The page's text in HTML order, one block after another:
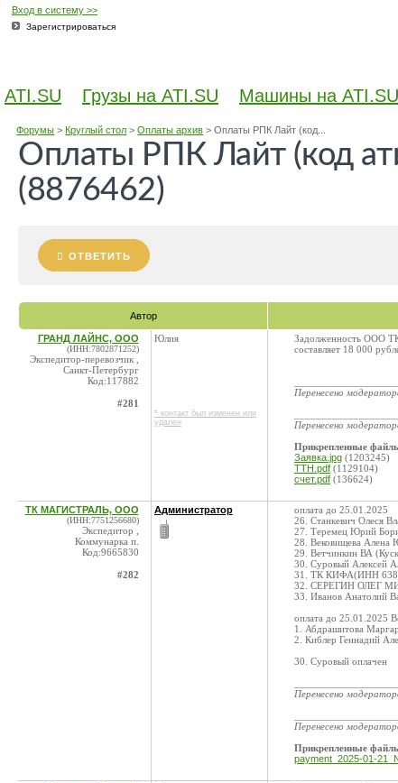
Вход в систему >>
Зарегистрироваться
ATI.SU Грузы на ATI.SU Машины на ATI.SU
Форумы >Круглый стол >Оплаты архив >Оплаты РПК Лайт (код...
Оплаты РПК Лайт (код
(8876462)
ОТВЕТИТЬ
Автор
ГРАНД ЛАЙНС, ООО
(ИНН:7802871252)
Экспедитор-перевозчик ,
Санкт-Петербург
Код:117882
#281
Юлия
* контакт был изменен или
удален
Задолженность ООО
составляет 18 000
Перенесено
Перенесено
Прикрепленные
Заявка.jpg (1203245)
ТТН.pdf (1129104)
счет.pdf (136624)
ТК МАГИСТРАЛЬ, ООО
(ИНН:7751256680)
Экспедитор ,
Коммунарка п.
Код:9665830
#282
Администратор
оплата до 25.01.2025
26. Станкевич Олеся
27. Теремец Юрий
28. Вековищева
29. Ветчинкин ВА
30. Суровый Алексей
31. ТК КИФА(ИНН
32. СЕРЕГИН ОЛЕГ
33. Иванов Анатолий
оплата до 25.01.2025
1. Абдрашитова
2. Киблер Геннадий
30. Суровый оплачен
Перенесено
Перенесено
Прикрепленные
payment_2025-01-